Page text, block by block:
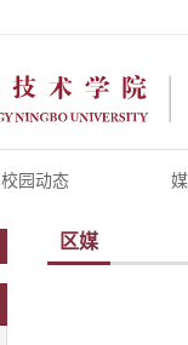
校园动态
区媒